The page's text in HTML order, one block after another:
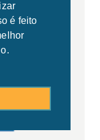
é feito